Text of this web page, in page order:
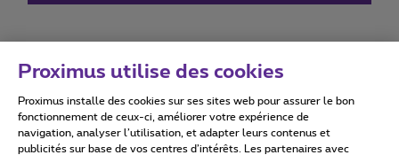
Conditions d'utilisation Accessibility statement
Proximus utilise des cookies
Proximus installe des cookies sur ses sites web pour assurer le bon
fonctionnement de ceux-ci, améliorer votre expérience de
navigation, analyser l’utilisation, et adapter leurs contenus et
publicités sur base de vos centres d’intérêts. Les partenaires avec